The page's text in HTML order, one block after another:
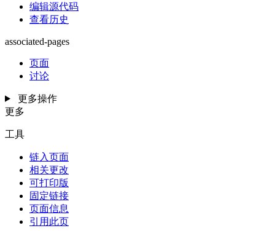
编辑源代码
查看历史
associated-pages
页面
讨论
更多操作
更多
工具
链入页面
相关更改
可打印版
固定链接
页面信息
引用此页